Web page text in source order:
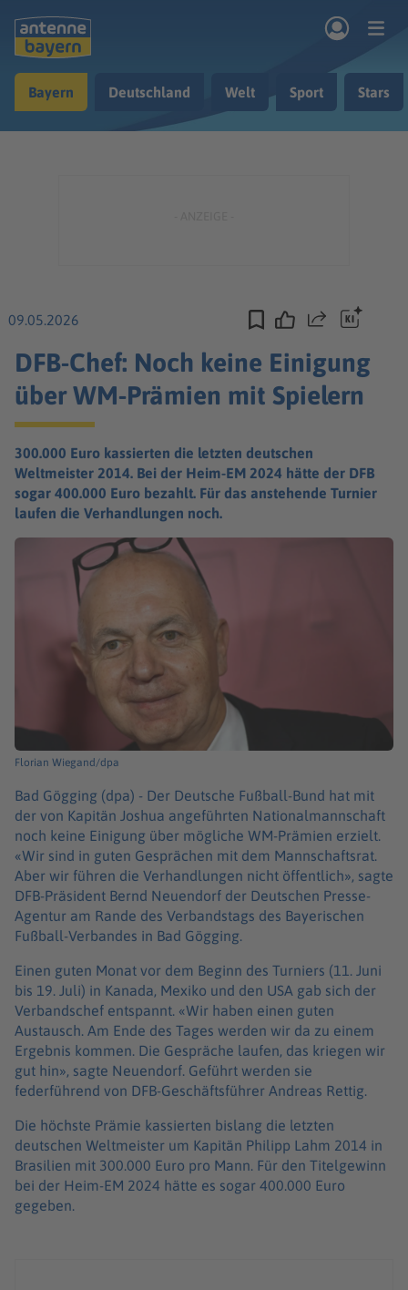
Musik & Radio
Bayern Deutschland Welt Sport Stars
09.05.2026 Teilen
DFB-Chef: Noch keine Einigung
über WM-Prämien mit Spielern
300.000 Euro kassierten die letzten deutschen
Weltmeister 2014. Bei der Heim-EM 2024 hätte der DFB
sogar 400.000 Euro bezahlt. Für das anstehende Turnier
laufen die Verhandlungen noch.
Florian Wiegand/dpa
Bad Gögging (dpa) - Der Deutsche Fußball-Bund hat mit
der von Kapitän Joshua angeführten Nationalmannschaft
noch keine Einigung über mögliche WM-Prämien erzielt.
«Wir sind in guten Gesprächen mit dem Mannschaftsrat.
Aber wir führen die Verhandlungen nicht öffentlich», sagte
DFB-Präsident Bernd Neuendorf der Deutschen Presse-
Agentur am Rande des Verbandstags des Bayerischen
Fußball-Verbandes in Bad Gögging.
Einen guten Monat vor dem Beginn des Turniers (11. Juni
bis 19. Juli) in Kanada, Mexiko und den USA gab sich der
Verbandschef entspannt. «Wir haben einen guten
Austausch. Am Ende des Tages werden wir da zu einem
Ergebnis kommen. Die Gespräche laufen, das kriegen wir
gut hin», sagte Neuendorf. Geführt werden sie
federführend von DFB-Geschäftsführer Andreas Rettig.
Die höchste Prämie kassierten bislang die letzten
deutschen Weltmeister um Kapitän Philipp Lahm 2014 in
Brasilien mit 300.000 Euro pro Mann. Für den Titelgewinn
bei der Heim-EM 2024 hätte es sogar 400.000 Euro
gegeben.